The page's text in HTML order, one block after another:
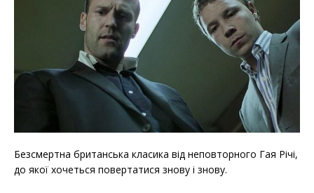
Безсмертна британська класика від неповторного Гая Річі,
до якої хочеться повертатися знову і знову.